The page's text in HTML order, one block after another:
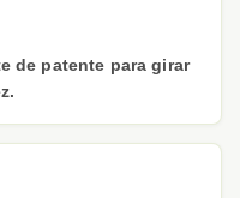
de patente para girar